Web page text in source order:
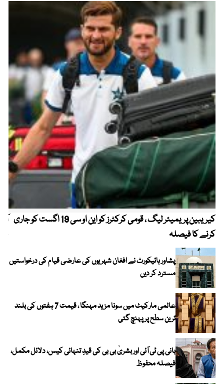
کیریبین پریمیئر لیگ ، قومی کرکٹرز کو این او سی 19 اگست کو جاری
کرنے کا فیصلہ
پشاور ہائیکورٹ نے افغان شہریوں کی عارضی قیام کی درخواستیں
مسترد کر دیں
عالمی مارکیٹ میں سونا مزید مہنگا ، قیمت 7 ہفتوں کی بلند
ترین سطح پر پہنچ گئی
بانی پی ٹی آئی اور بشریٰ بی بی کی قیدِ تنہائی کیس، دلائل مکمل،
فیصلہ محفوظ